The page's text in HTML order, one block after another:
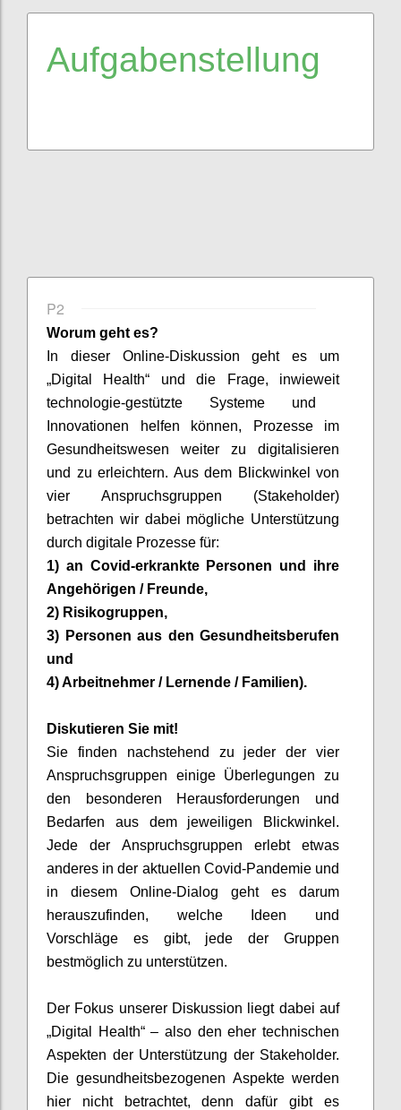
Aufgabenstellung
P2
Worum geht es?
In dieser Online-Diskussion geht es um
„Digital Health“ und die Frage, inwieweit
technologie-gestützte Systeme und
Innovationen helfen können, Prozesse im
Gesundheitswesen weiter zu digitalisieren
und zu erleichtern. Aus dem Blickwinkel von
vier Anspruchsgruppen (Stakeholder)
betrachten wir dabei mögliche Unterstützung
durch digitale Prozesse für:
1) an Covid-erkrankte Personen und ihre
Angehörigen / Freunde,
2) Risikogruppen,
3) Personen aus den Gesundheitsberufen
und
4) Arbeitnehmer / Lernende / Familien).
Diskutieren Sie mit!
Sie finden nachstehend zu jeder der vier
Anspruchsgruppen einige Überlegungen zu
den besonderen Herausforderungen und
Bedarfen aus dem jeweiligen Blickwinkel.
Jede der Anspruchsgruppen erlebt etwas
anderes in der aktuellen Covid-Pandemie und
in diesem Online-Dialog geht es darum
herauszufinden, welche Ideen und
Vorschläge es gibt, jede der Gruppen
bestmöglich zu unterstützen.
Der Fokus unserer Diskussion liegt dabei auf
„Digital Health“ – also den eher technischen
Aspekten der Unterstützung der Stakeholder.
Die gesundheitsbezogenen Aspekte werden
hier nicht betrachtet, denn dafür gibt es